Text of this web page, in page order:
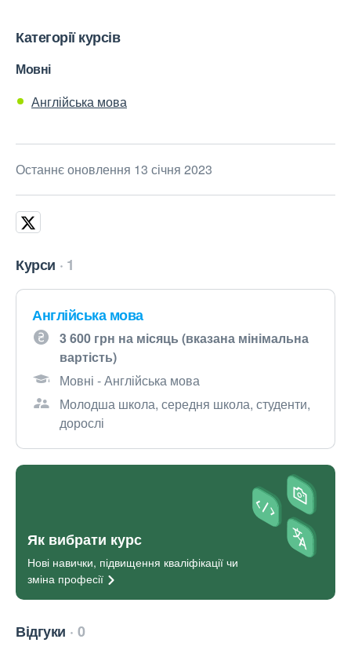
Категорії курсів
Мовні
Англійська мова
Останнє оновлення 13 січня 2023
Курси 1
Англійська мова
3 600 грн на місяць (вказана мінімальна
вартість)
Мовні - Англійська мова
Молодша школа, середня школа, студенти,
дорослі
Як вибрати курс
Нові навички, підвищення кваліфікації чи
зміна професії
Відгуки 0